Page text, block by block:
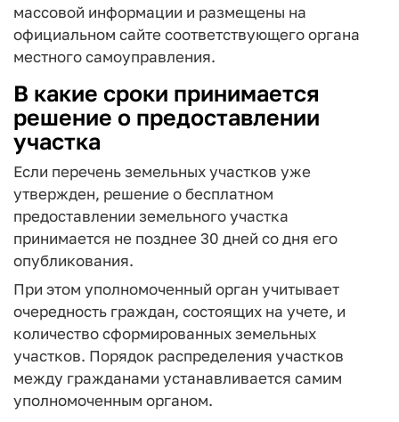
массовой информации и размещены на
официальном сайте соответствующего органа
местного самоуправления.
В какие сроки принимается
решение о предоставлении
участка
Если перечень земельных участков уже
утвержден, решение о бесплатном
предоставлении земельного участка
принимается не позднее 30 дней со дня его
опубликования.
При этом уполномоченный орган учитывает
очередность граждан, состоящих на учете, и
количество сформированных земельных
участков. Порядок распределения участков
между гражданами устанавливается самим
уполномоченным органом.